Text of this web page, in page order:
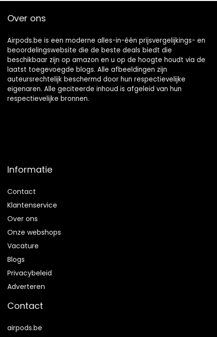
Over ons
Airpods.be is een moderne alles-in-één prijsvergelijkings- en
beoordelingswebsite die de beste deals biedt die
beschikbaar zijn op amazon en u op de hoogte houdt via de
laatst toegevoegde blogs. Alle afbeeldingen zijn
auteursrechtelijk beschermd door hun respectievelijke
eigenaren. Alle geciteerde inhoud is afgeleid van hun
respectievelijke bronnen.
Informatie
Contact
Klantenservice
Over ons
Onze webshops
Vacature
Blogs
Privacybeleid
Adverteren
Contact
airpods.be